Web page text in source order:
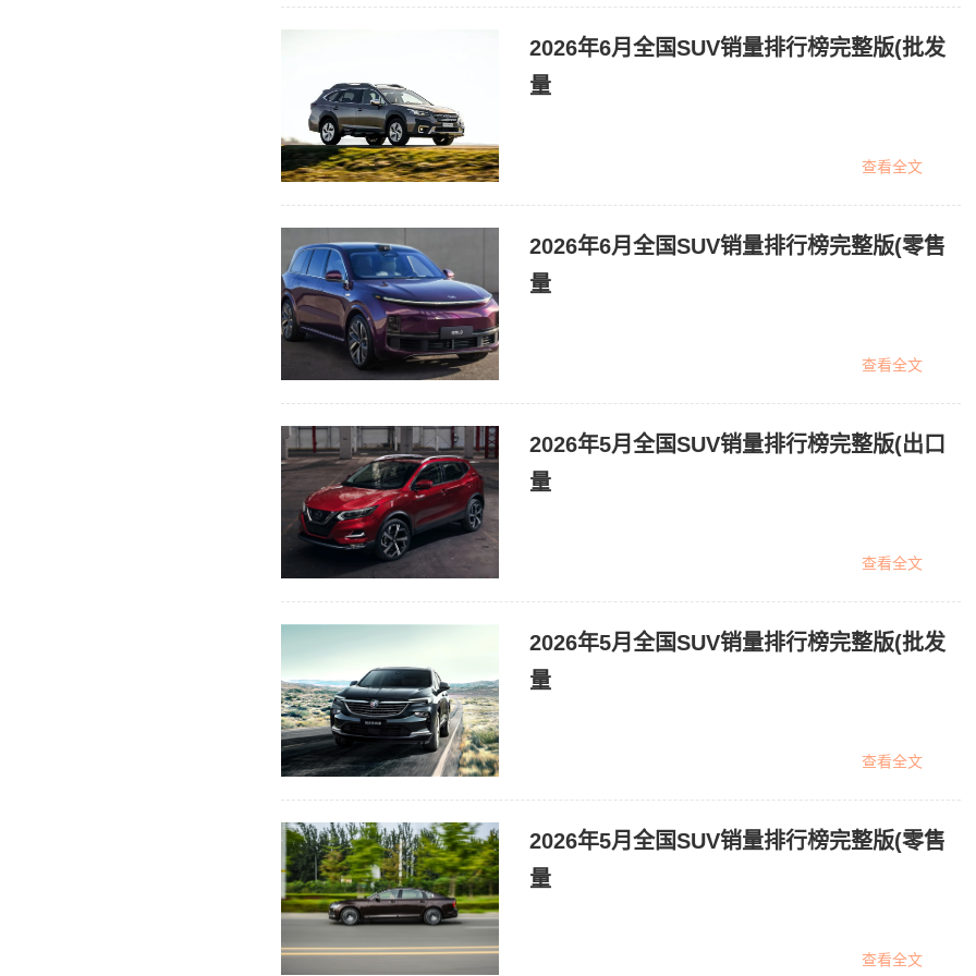
2026年6月全国SUV销量排行榜完整版(批发
量
查看全文
2026年6月全国SUV销量排行榜完整版(零售
量
查看全文
2026年5月全国SUV销量排行榜完整版(出口
量
查看全文
2026年5月全国SUV销量排行榜完整版(批发
量
查看全文
2026年5月全国SUV销量排行榜完整版(零售
量
查看全文